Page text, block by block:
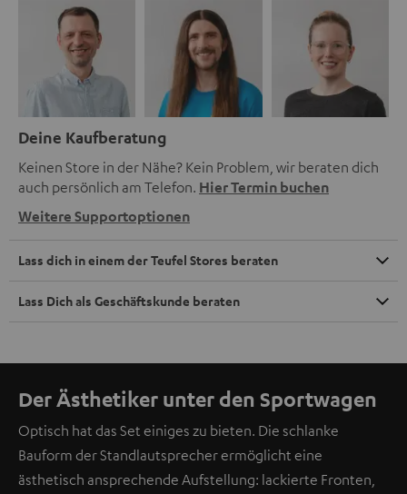
Deine Kaufberatung
Keinen Store in der Nähe? Kein Problem, wir beraten dich
auch persönlich am Telefon. Hier Termin buchen
Weitere Supportoptionen
Lass dich in einem der Teufel Stores beraten
Lass Dich als Geschäftskunde beraten
Der Ästhetiker unter den Sportwagen
Optisch hat das Set einiges zu bieten. Die schlanke
Bauform der Standlautsprecher ermöglicht eine
ästhetisch ansprechende Aufstellung: lackierte Fronten,